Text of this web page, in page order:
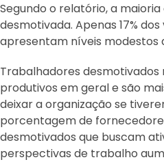
Segundo o relatório, a
desmotivada. Apenas 17%
apresentam níveis modestos
Trabalhadores desmotivados
produtivos em geral e são
deixar a organização se
porcentagem de
desmotivados que buscam
perspectivas de trabalho